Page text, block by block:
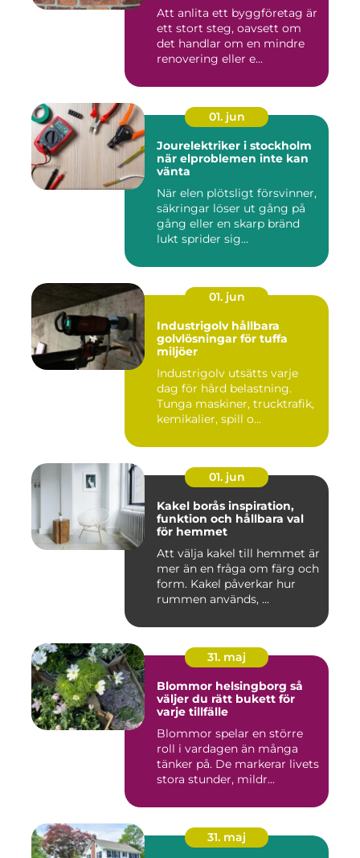
Att anlita ett byggföretag är
ett stort steg, oavsett om
det handlar om en mindre
renovering eller e...
01. jun
Jourelektriker i stockholm
när elproblemen inte kan
vänta
När elen plötsligt försvinner,
säkringar löser ut gång på
gång eller en skarp bränd
lukt sprider sig...
01. jun
Industrigolv hållbara
golvlösningar för tuffa
miljöer
Industrigolv utsätts varje
dag för hård belastning.
Tunga maskiner, trucktrafik,
kemikalier, spill o...
01. jun
Kakel borås inspiration,
funktion och hållbara val
för hemmet
Att välja kakel till hemmet är
mer än en fråga om färg och
form. Kakel påverkar hur
rummen används, ...
31. maj
Blommor helsingborg så
väljer du rätt bukett för
varje tillfälle
Blommor spelar en större
roll i vardagen än många
tänker på. De markerar livets
stora stunder, mildr...
31. maj